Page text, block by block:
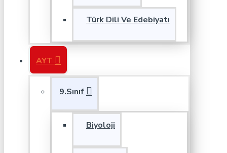
Türk Dili Ve Edebiyatı
AYT
9.Sınıf
Biyoloji